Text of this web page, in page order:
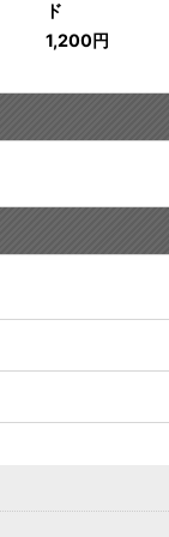
ド
1,200円